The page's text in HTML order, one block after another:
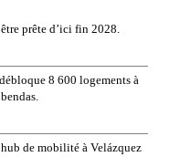
prête d’ici fin 2028.
8 600 logements à
de mobilité à Velázquez